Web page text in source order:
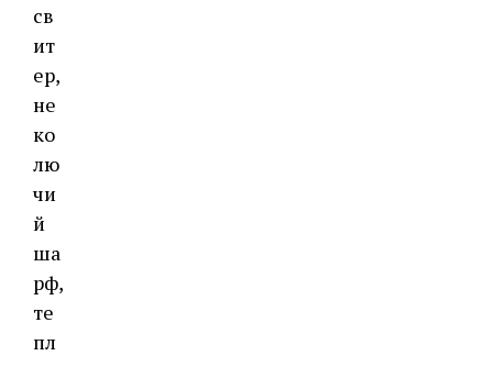
св
ит
ер,
не
ко
лю
чи
й
ша
рф,
те
пл